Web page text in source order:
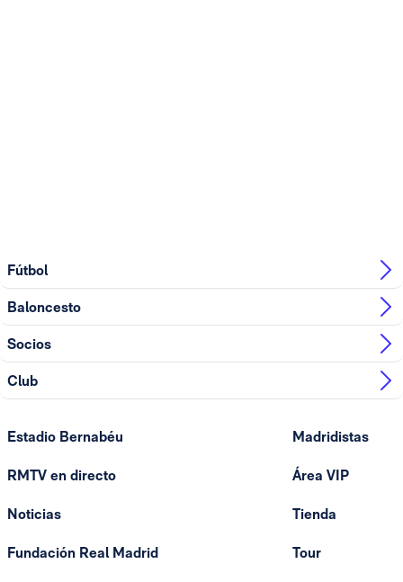
Fútbol
Baloncesto
Socios
Club
Estadio Bernabéu
RMTV en directo
Noticias
Fundación Real Madrid
Madridistas
Área VIP
Tienda
Tour